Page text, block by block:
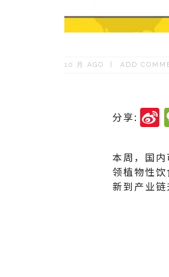
10 月 AGO ADD
分享:
本周，国
领植物性
新到产业链